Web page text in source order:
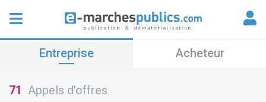
Entreprise Acheteur
71 Appels d'offres